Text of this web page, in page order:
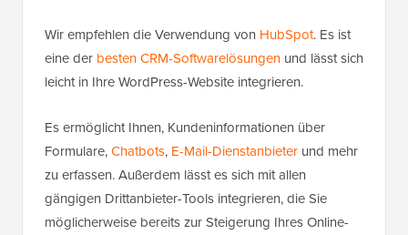
Wir empfehlen die Verwendung von HubSpot. Es ist
eine der besten CRM-Softwarelösungen und lässt sich
leicht in Ihre WordPress-Website integrieren.
Es ermöglicht Ihnen, Kundeninformationen über
Formulare,Chatbots, E-Mail-Dienstanbieter und mehr
zu erfassen. Außerdem lässt es sich mit allen
gängigen Drittanbieter-Tools integrieren, die Sie
möglicherweise bereits zur Steigerung Ihres Online-